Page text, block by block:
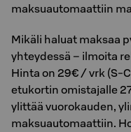
maksuautomaattiin
Mikäli haluat maksaa
yhteydessä – ilmoita
Hinta on 29€ / vrk (S-
etukortin omistajalle
ylittää vuorokauden,
maksuautomaattiin.